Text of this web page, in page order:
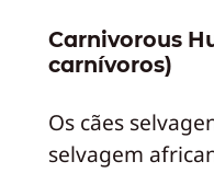
Carnivorous
carnívoros)
Os cães
selvagem